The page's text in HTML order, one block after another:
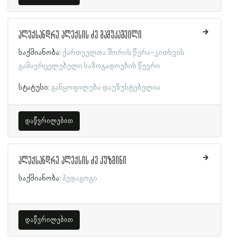
ალექსანდრე ალექსის ძე მამუკაშვილი
საქმიანობა: ქართველთა შორის წერა-კითხვის
გამავრცელებელი საზოგადოების წევრი
სტატუსი: განყოფილება დაუზუსტებელია
დაწვრილებით
ალექსანდრე ალექსის ძე კუზმინი
საქმიანობა: პედაგოგი
დაწვრილებით